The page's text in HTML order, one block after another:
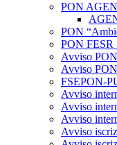
PON
PON
PON FESR
Avviso
Avviso
FSEPON-
Avviso
Avviso
Avviso
Avviso